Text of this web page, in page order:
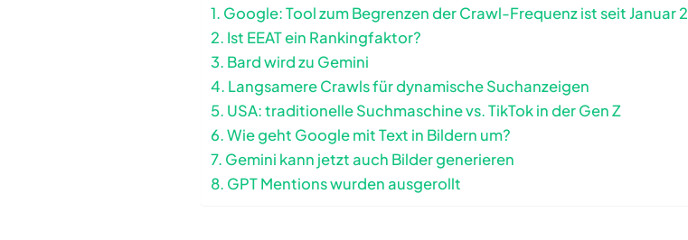
Google: Tool zum Begrenzen der Crawl-Frequenz ist seit
Ist EEAT ein Rankingfaktor?
Bard wird zu Gemini
Langsamere Crawls für dynamische Suchanzeigen
USA: traditionelle Suchmaschine vs. TikTok in der Gen Z
Wie geht Google mit Text in Bildern um?
Gemini kann jetzt auch Bilder generieren
GPT Mentions wurden ausgerollt